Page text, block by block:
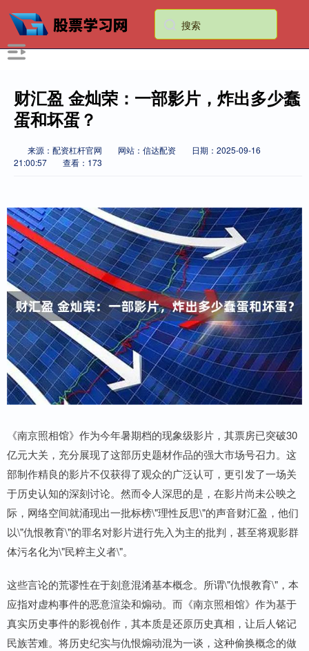
财汇盈 金灿荣：一部影片，炸出多少蠢
蛋和坏蛋？
来源：配资杠杆官网 网站：信达配资
日期：2025-09-16
21:00:57
查看：173
《南京照相馆》作为今年暑期档的现象级影片，其票房已突破30
亿元大关，充分展现了这部历史题材作品的强大市场号召力。这
部制作精良的影片不仅获得了观众的广泛认可，更引发了一场关
于历史认知的深刻讨论。然而令人深思的是，在影片尚未公映之
际，网络空间就涌现出一批标榜\"理性反思\"的声音财汇盈，他们
以\"仇恨教育\"的罪名对影片进行先入为主的批判，甚至将观影群
体污名化为\"民粹主义者\"。
这些言论的荒谬性在于刻意混淆基本概念。所谓\"仇恨教育\"，本
应指对虚构事件的恶意渲染和煽动。而《南京照相馆》作为基于
真实历史事件的影视创作，其本质是还原历史真相，让后人铭记
民族苦难。将历史纪实与仇恨煽动混为一谈，这种偷换概念的做